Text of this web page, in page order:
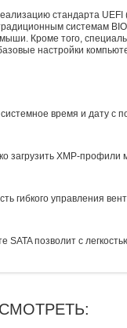
стандарта
системам
Кроме того,
настройки
системное время и дату
загрузить XMP-
гибкого управления
позволит с